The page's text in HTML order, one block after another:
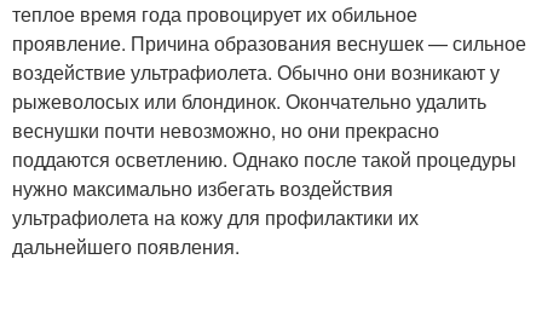
теплое время года провоцирует их обильное
проявление. Причина образования веснушек — сильное
воздействие ультрафиолета. Обычно они возникают у
рыжеволосых или блондинок. Окончательно удалить
веснушки почти невозможно, но они прекрасно
поддаются осветлению. Однако после такой процедуры
нужно максимально избегать воздействия
ультрафиолета на кожу для профилактики их
дальнейшего появления.